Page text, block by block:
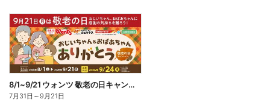
8/1~9/21 ウォンツ 敬老の日キャンペーン
7月31日 ～9月21日